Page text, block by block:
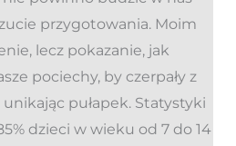
przygotowania. Moim
lecz pokazanie, jak
pociechy, by czerpały z
pułapek. Statystyki
dzieci w wieku od 7 do 14